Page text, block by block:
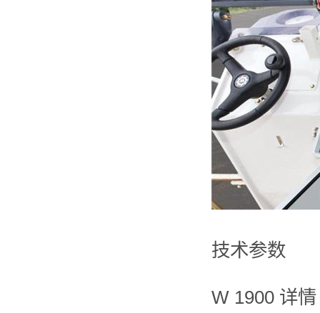
技术参数
W 1900 详情